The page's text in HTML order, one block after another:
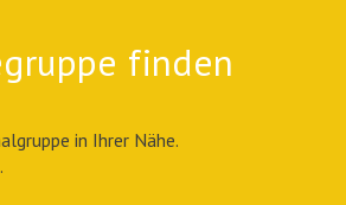
finden
in Ihrer Nähe.